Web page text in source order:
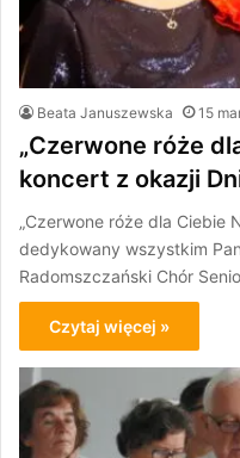
Beata Januszewska 15
„Czerwone róże
koncert z okazji
„Czerwone róże dla Ciebie
dedykowany wszystkim
Radomszczański Chór
Czytaj więcej »